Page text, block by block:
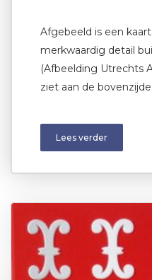
Afgebeeld is een
merkwaardig detail
(Afbeelding Utrechts
ziet aan de
Lees verder